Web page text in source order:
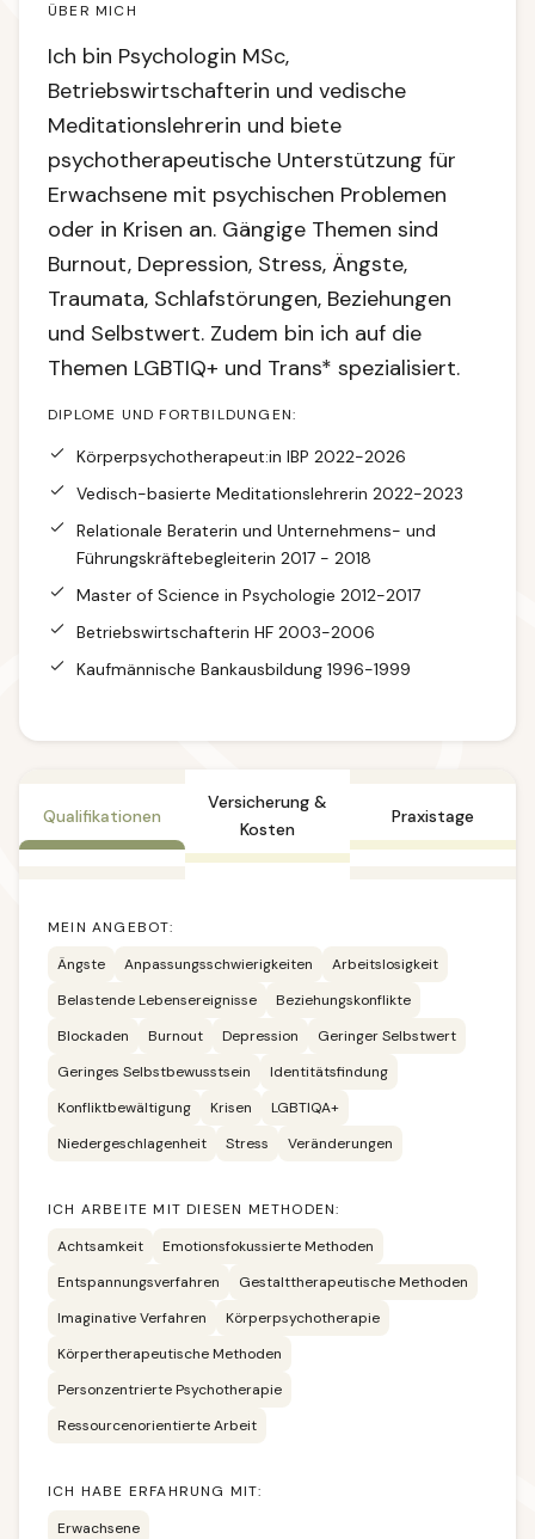
ÜBER MICH
Ich bin Psychologin MSc,
Betriebswirtschafterin und vedische
Meditationslehrerin und biete
psychotherapeutische Unterstützung für
Erwachsene mit psychischen Problemen
oder in Krisen an. Gängige Themen sind
Burnout, Depression, Stress, Ängste,
Traumata, Schlafstörungen, Beziehungen
und Selbstwert. Zudem bin ich auf die
Themen LGBTIQ+ und Trans* spezialisiert.
DIPLOME UND FORTBILDUNGEN:
Körperpsychotherapeut:in IBP 2022-2026
Vedisch-basierte Meditationslehrerin 2022-2023
Relationale Beraterin und Unternehmens- und
Führungskräftebegleiterin 2017 - 2018
Master of Science in Psychologie 2012-2017
Betriebswirtschafterin HF 2003-2006
Kaufmännische Bankausbildung 1996-1999
Qualifikationen
Versicherung &
Kosten
Praxistage
MEIN ANGEBOT:
Ängste
Anpassungsschwierigkeiten
Arbeitslosigkeit
Belastende Lebensereignisse
Beziehungskonflikte
Blockaden
Burnout Depression
Geringer Selbstwert
Geringes Selbstbewusstsein
Identitätsfindung
Konfliktbewältigung
Krisen
LGBTIQA+
Niedergeschlagenheit
Stress Veränderungen
ICH ARBEITE MIT DIESEN METHODEN:
Achtsamkeit
Emotionsfokussierte Methoden
Entspannungsverfahren
Gestalttherapeutische Methoden
Imaginative Verfahren
Körperpsychotherapie
Körpertherapeutische Methoden
Personzentrierte Psychotherapie
Ressourcenorientierte Arbeit
ICH HABE ERFAHRUNG MIT:
Erwachsene